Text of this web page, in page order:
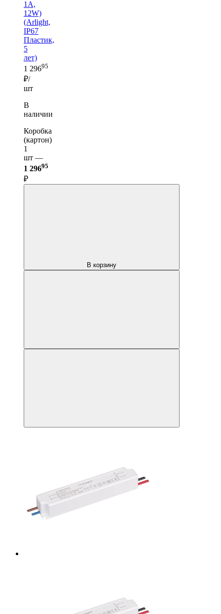
1A,
12W)
(Arlight,
IP67
Пластик,
5
лет)
1 29695
₽/
шт
В
наличии
Коробка
(картон)
1
шт —
1 29695
₽
В корзину